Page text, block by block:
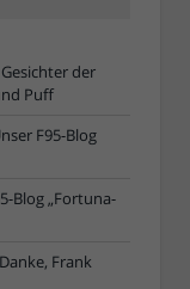
der
Puff
F95-Blog
Blog „Fortuna-
Frank